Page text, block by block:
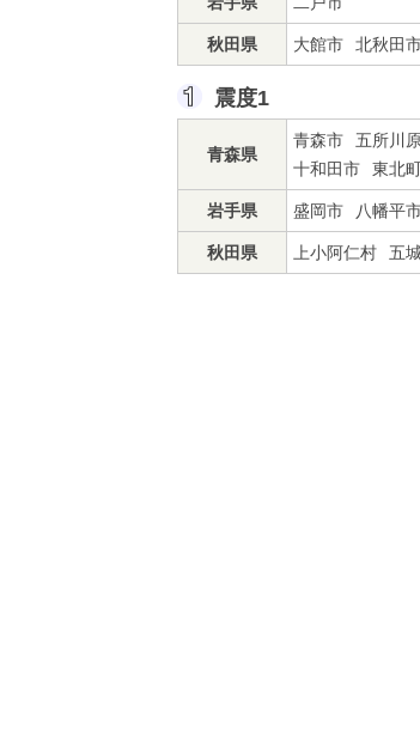
秋田県 大館市 北秋田
震度1
青森県
青森市 五所川
十和田市
東北
岩手県 盛岡市 八幡平
秋田県 上小阿仁村 五